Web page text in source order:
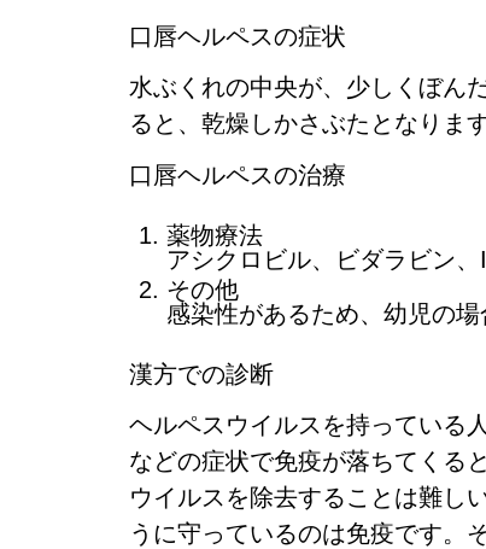
口唇ヘルペスの症状
水ぶくれの中央が、少しくぼん
ると、乾燥しかさぶたとなりま
口唇ヘルペスの治療
薬物療法
アシクロビル、ビダラビン
その他
感染性があるため、幼児の
漢方での診断
ヘルペスウイルスを持っている人
などの症状で免疫が落ちてくる
ウイルスを除去することは難し
うに守っているのは免疫です。